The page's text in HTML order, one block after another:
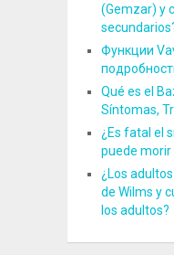
(Gemzar) y
Функции
Qué es el
Síntomas,
¿Es fatal el
puede morir
¿Los
de Wilms y
los adultos?